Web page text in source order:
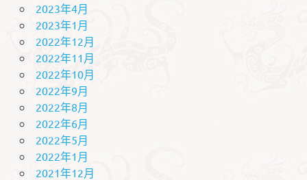
2023年4月
2023年1月
2022年12月
2022年11月
2022年10月
2022年9月
2022年8月
2022年6月
2022年5月
2022年1月
2021年12月